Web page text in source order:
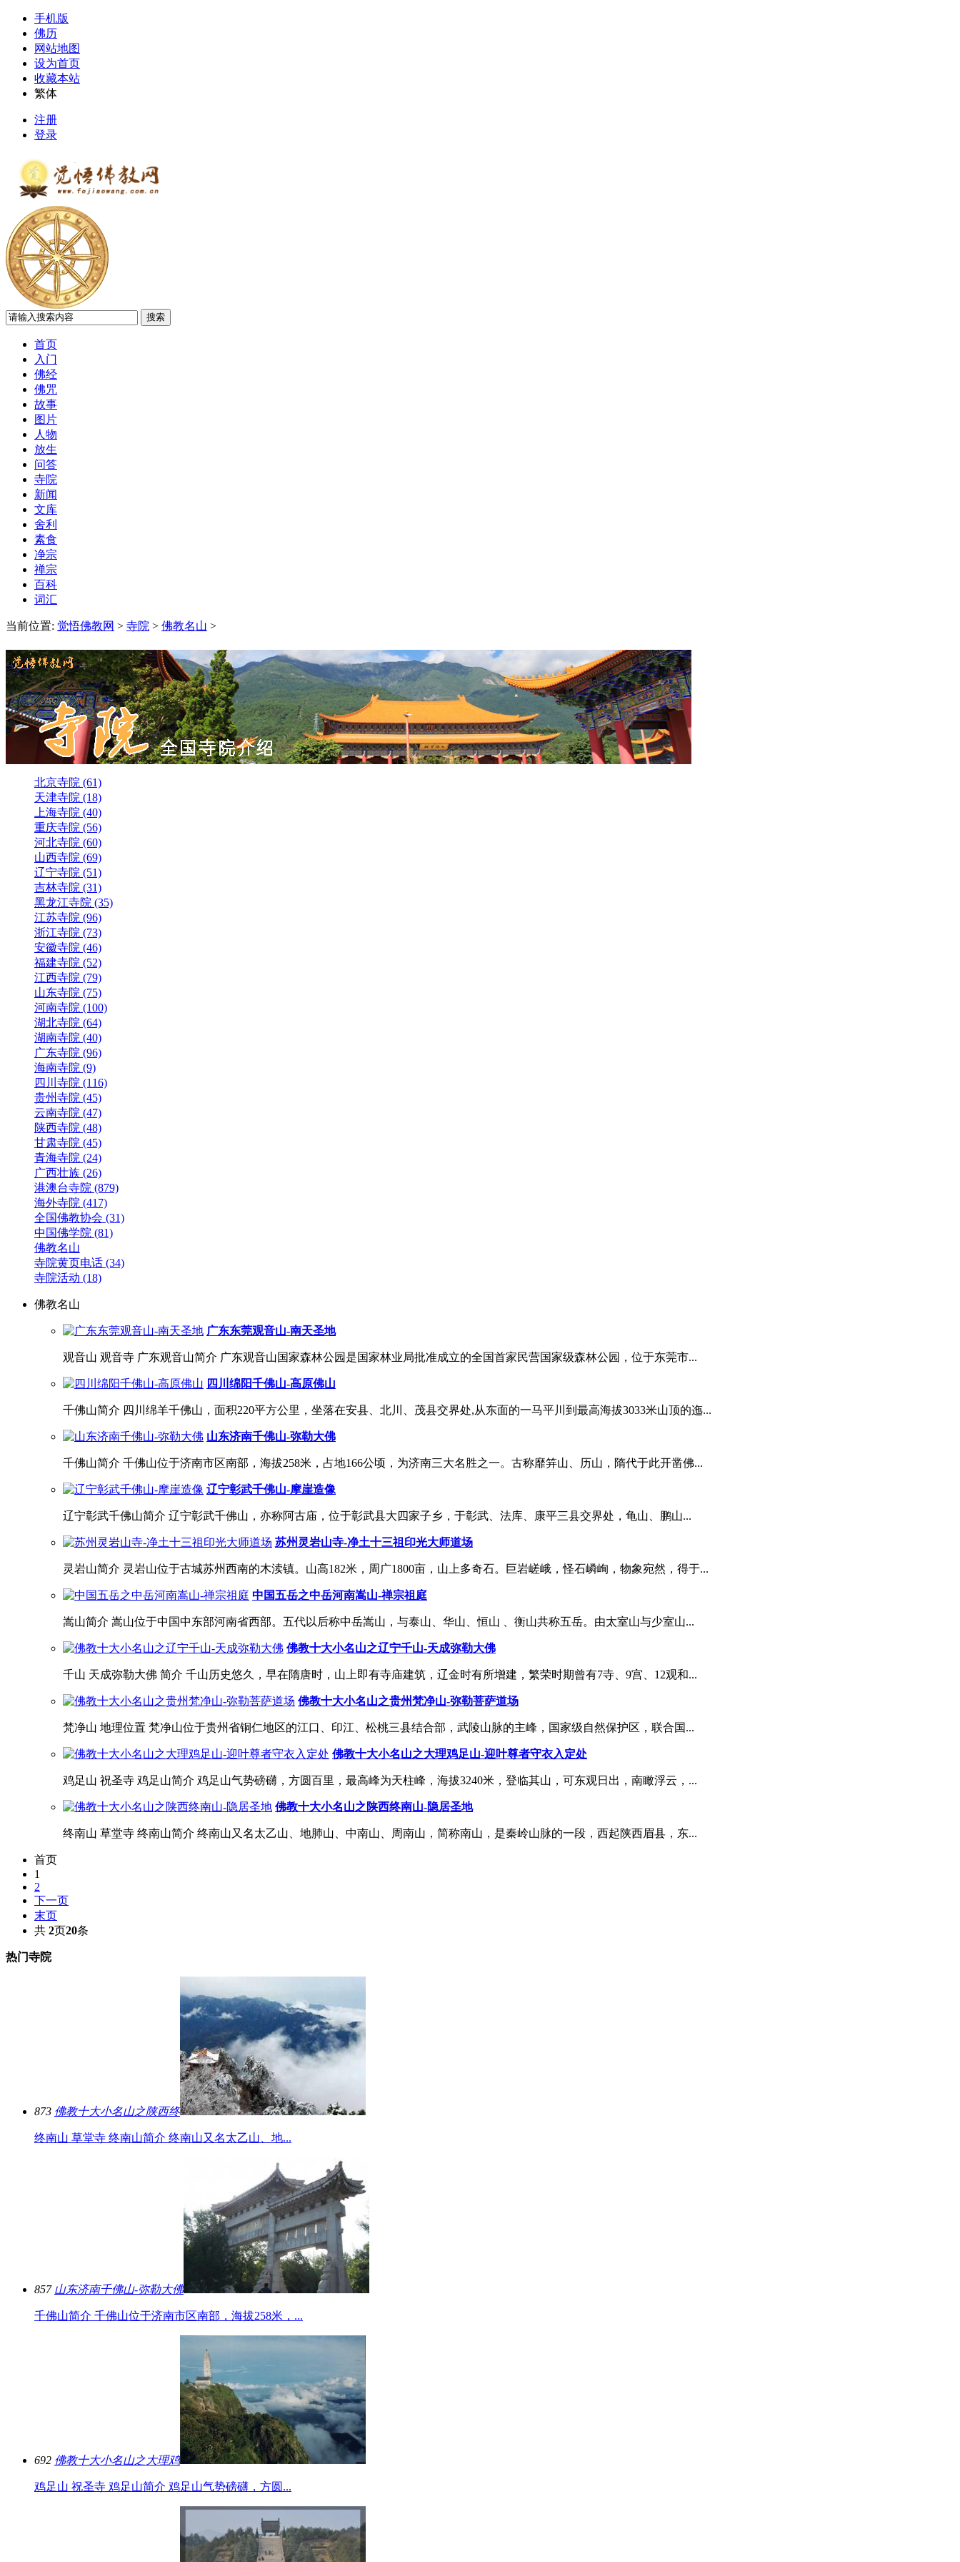
手机版
佛历
网站地图
设为首页
收藏本站
繁体
注册
登录
搜索
首页
入门
佛经
佛咒
故事
图片
人物
放生
问答
寺院
新闻
文库
舍利
素食
净宗
禅宗
百科
词汇
当前位置: 觉悟佛教网 > 寺院 > 佛教名山 >
北京寺院 (61)
天津寺院 (18)
上海寺院 (40)
重庆寺院 (56)
河北寺院 (60)
山西寺院 (69)
辽宁寺院 (51)
吉林寺院 (31)
黑龙江寺院 (35)
江苏寺院 (96)
浙江寺院 (73)
安徽寺院 (46)
福建寺院 (52)
江西寺院 (79)
山东寺院 (75)
河南寺院 (100)
湖北寺院 (64)
湖南寺院 (40)
广东寺院 (96)
海南寺院 (9)
四川寺院 (116)
贵州寺院 (45)
云南寺院 (47)
陕西寺院 (48)
甘肃寺院 (45)
青海寺院 (24)
广西壮族 (26)
港澳台寺院 (879)
海外寺院 (417)
全国佛教协会 (31)
中国佛学院 (81)
佛教名山
寺院黄页电话 (34)
寺院活动 (18)
佛教名山
广东东莞观音山-南天圣地
观音山 观音寺 广东观音山简介 广东观音山国家森林公园是国家林业局批准成立的全国首家民营国家级森林公园，位于东莞市...
四川绵阳千佛山-高原佛山
千佛山简介 四川绵羊千佛山，面积220平方公里，坐落在安县、北川、茂县交界处,从东面的一马平川到最高海拔3033米山顶的迤...
山东济南千佛山-弥勒大佛
千佛山简介 千佛山位于济南市区南部，海拔258米，占地166公顷，为济南三大名胜之一。古称靡笄山、历山，隋代于此开凿佛...
辽宁彰武千佛山-摩崖造像
辽宁彰武千佛山简介 辽宁彰武千佛山，亦称阿古庙，位于彰武县大四家子乡，于彰武、法库、康平三县交界处，龟山、鹏山...
苏州灵岩山寺-净土十三祖印光大师道场
灵岩山简介 灵岩山位于古城苏州西南的木渎镇。山高182米，周广1800亩，山上多奇石。巨岩嵯峨，怪石嶙峋，物象宛然，得于...
中国五岳之中岳河南嵩山-禅宗祖庭
嵩山简介 嵩山位于中国中东部河南省西部。五代以后称中岳嵩山，与泰山、华山、恒山 、衡山共称五岳。由太室山与少室山...
佛教十大小名山之辽宁千山-天成弥勒大佛
千山 天成弥勒大佛 简介 千山历史悠久，早在隋唐时，山上即有寺庙建筑，辽金时有所增建，繁荣时期曾有7寺、9宫、12观和...
佛教十大小名山之贵州梵净山-弥勒菩萨道场
梵净山 地理位置 梵净山位于贵州省铜仁地区的江口、印江、松桃三县结合部，武陵山脉的主峰，国家级自然保护区，联合国...
佛教十大小名山之大理鸡足山-迎叶尊者守衣入定处
鸡足山 祝圣寺 鸡足山简介 鸡足山气势磅礴，方圆百里，最高峰为天柱峰，海拔3240米，登临其山，可东观日出，南瞰浮云，...
佛教十大小名山之陕西终南山-隐居圣地
终南山 草堂寺 终南山简介 终南山又名太乙山、地肺山、中南山、周南山，简称南山，是秦岭山脉的一段，西起陕西眉县，东...
首页
1
2
下一页
末页
共 2页20条
热门寺院
873 佛教十大小名山之陕西终
终南山 草堂寺 终南山简介 终南山又名太乙山、地...
857 山东济南千佛山-弥勒大佛
千佛山简介 千佛山位于济南市区南部，海拔258米，...
692 佛教十大小名山之大理鸡
鸡足山 祝圣寺 鸡足山简介 鸡足山气势磅礴，方圆...